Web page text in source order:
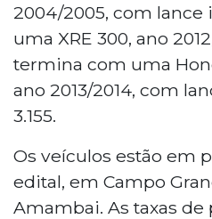
2004/2005, com lance
uma XRE 300, ano
termina com uma
ano 2013/2014, com
3.155.
Os veículos estão em
edital, em Campo
Amambai. As taxas de